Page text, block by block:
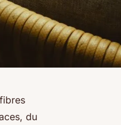
du